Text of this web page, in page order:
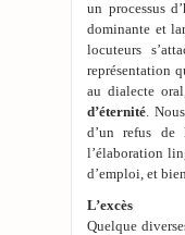
un processus
dominante et
locuteurs
représentation
au dialecte
d’éternité.
d’un refus de
l’élaboration
d’emploi, et
L’excès
Quelque